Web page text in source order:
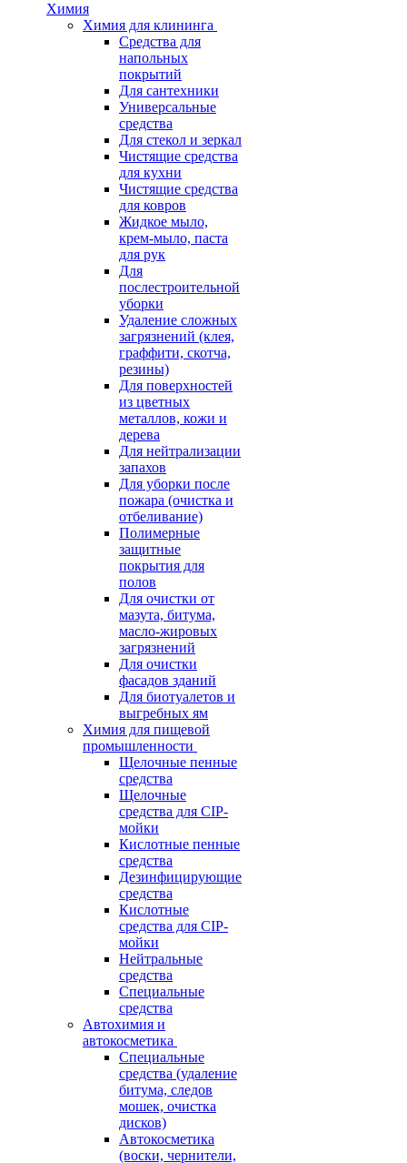
Химия
Химия для клининга
Средства для
напольных
покрытий
Для сантехники
Универсальные
средства
Для стекол и зеркал
Чистящие средства
для кухни
Чистящие средства
для ковров
Жидкое мыло,
крем-мыло, паста
для рук
Для
послестроительной
уборки
Удаление сложных
загрязнений (клея,
граффити, скотча,
резины)
Для поверхностей
из цветных
металлов, кожи и
дерева
Для нейтрализации
запахов
Для уборки после
пожара (очистка и
отбеливание)
Полимерные
защитные
покрытия для
полов
Для очистки от
мазута, битума,
масло-жировых
загрязнений
Для очистки
фасадов зданий
Для биотуалетов и
выгребных ям
Химия для пищевой
промышленности
Щелочные пенные
средства
Щелочные
средства для CIP-
мойки
Кислотные пенные
средства
Дезинфицирующие
средства
Кислотные
средства для CIP-
мойки
Нейтральные
средства
Специальные
средства
Автохимия и
автокосметика
Специальные
средства (удаление
битума, следов
мошек, очистка
дисков)
Автокосметика
(воски, чернители,